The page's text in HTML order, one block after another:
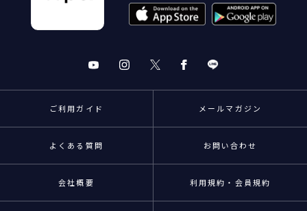
ご利用ガイド メールマガジン
よくある質問 お問い合わせ
会社概要 利用規約・会員規約